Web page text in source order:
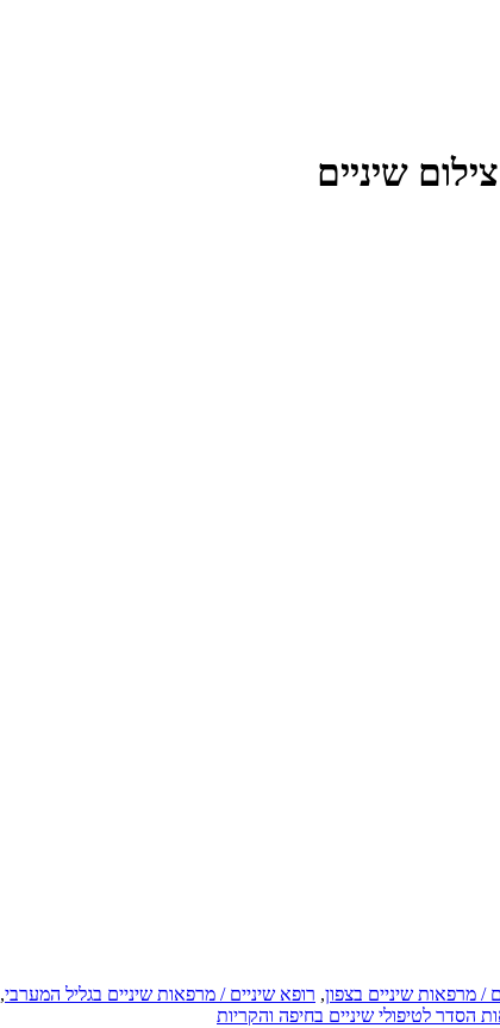
שיניים
/ מרפאות שיניים בצפון, רופא שיניים / מרפאות שיניים בגליל המערבי,
הסדר לטיפולי שיניים בחיפה והקריות